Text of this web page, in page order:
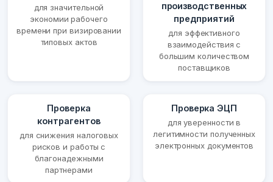
для значительной
экономии рабочего
времени при визировании
типовых актов
производственных
предприятий
для эффективного
взаимодействия с
большим количеством
поставщиков
Проверка
контрагентов
для снижения налоговых
рисков и работы с
благонадежными
партнерами
Проверка ЭЦП
для уверенности в
легитимности полученных
электронных документов